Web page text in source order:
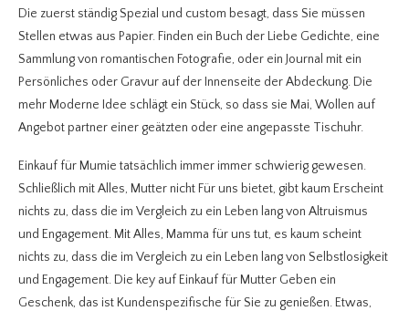
Die zuerst ständig Spezial und custom besagt, dass Sie müssen
Stellen etwas aus Papier. Finden ein Buch der Liebe Gedichte, eine
Sammlung von romantischen Fotografie, oder ein Journal mit ein
Persönliches oder Gravur auf der Innenseite der Abdeckung. Die
mehr Moderne Idee schlägt ein Stück, so dass sie Mai, Wollen auf
Angebot partner einer geätzten oder eine angepasste Tischuhr.
Einkauf für Mumie tatsächlich immer immer schwierig gewesen.
Schließlich mit Alles, Mutter nicht Für uns bietet, gibt kaum Erscheint
nichts zu, dass die im Vergleich zu ein Leben lang von Altruismus
und Engagement. Mit Alles, Mamma für uns tut, es kaum scheint
nichts zu, dass die im Vergleich zu ein Leben lang von Selbstlosigkeit
und Engagement. Die key auf Einkauf für Mutter Geben ein
Geschenk, das ist Kundenspezifische für Sie zu genießen. Etwas,